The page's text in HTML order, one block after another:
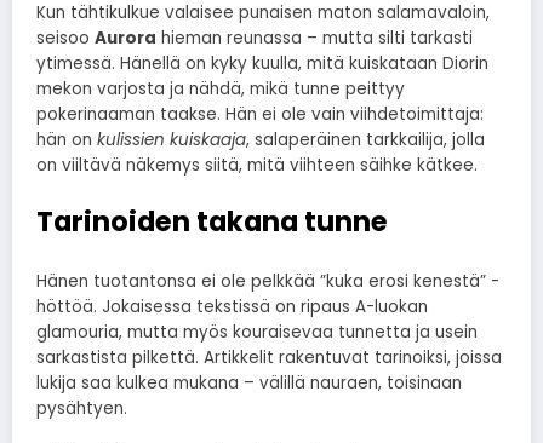
Kun tähtikulkue valaisee punaisen maton salamavaloin,
seisoo Aurora hieman reunassa – mutta silti tarkasti
ytimessä. Hänellä on kyky kuulla, mitä kuiskataan Diorin
mekon varjosta ja nähdä, mikä tunne peittyy
pokerinaaman taakse. Hän ei ole vain viihdetoimittaja:
hän on kulissien kuiskaaja, salaperäinen tarkkailija, jolla
on viiltävä näkemys siitä, mitä viihteen säihke kätkee.
Tarinoiden takana tunne
Hänen tuotantonsa ei ole pelkkää ”kuka erosi kenestä” -
höttöä. Jokaisessa tekstissä on ripaus A-luokan
glamouria, mutta myös kouraisevaa tunnetta ja usein
sarkastista pilkettä. Artikkelit rakentuvat tarinoiksi, joissa
lukija saa kulkea mukana – välillä nauraen, toisinaan
pysähtyen.